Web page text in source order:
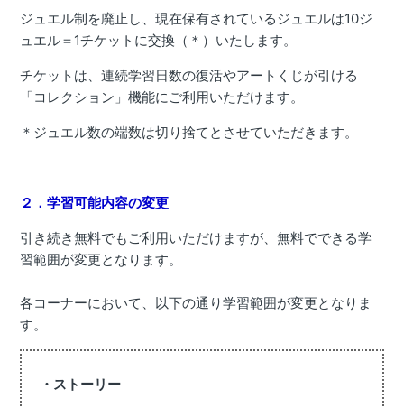
ジュエル制を廃止し、現在保有されているジュエルは10ジ
ュエル＝1チケットに交換（＊）いたします。
チケットは、連続学習日数の復活やアートくじが引ける
「コレクション」機能にご利用いただけます。
＊ジュエル数の端数は切り捨てとさせていただきます。
２．学習可能内容の変更
引き続き無料でもご利用いただけますが、無料でできる学
習範囲が変更となります。
各コーナーにおいて、以下の通り学習範囲が変更となりま
す。
・ストーリー